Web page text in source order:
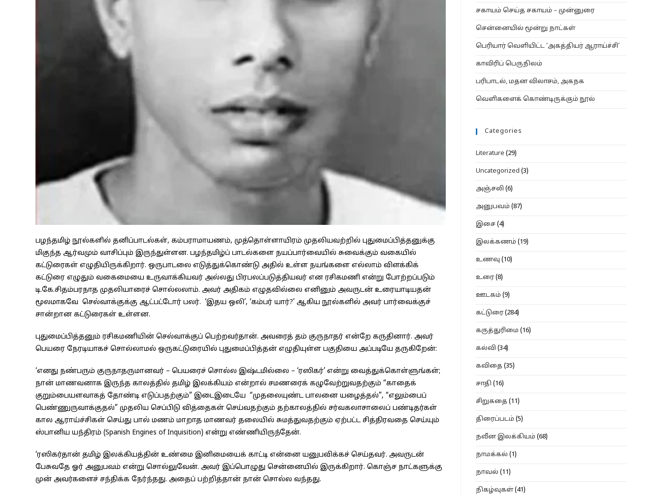
பழந்தமிழ் நூல்களில் தனிப்பாடல்கள், கம்பராமாயணம், முத்தொள்ளாயிரம் முதலியவற்றில் புதுமைப்பித்தனுக்கு
மிகுந்த ஆர்வமும் வாசிப்பும் இருந்துள்ளன. பழந்தமிழ்ப் பாடல்களை நயப்பார்வையில் சுவைக்கும் வகையில்
கட்டுரைகள் எழுதியிருக்கிறார். ஒருபாடலை எடுத்துக்கொண்டு அதில் உள்ள நயங்களை எல்லாம் விளக்கிக்
கட்டுரை எழுதும் வகைமையை உருவாக்கியவர் அல்லது பிரபலப்படுத்தியவர் என ரசிகமணி என்று போற்றப்படும்
டி.கே.சிதம்பரநாத முதலியாரைச் சொல்லலாம். அவர் அதிகம் எழுதவில்லை எனினும் அவருடன் உரையாடியதன்
மூலமாகவே செல்வாக்குக்கு ஆட்பட்டோர் பலர். ‘இதய ஒலி’, ‘கம்பர் யார்?’ ஆகிய நூல்களில் அவர் பார்வைக்குச்
சான்றான கட்டுரைகள் உள்ளன.
புதுமைப்பித்தனும் ரசிகமணியின் செல்வாக்குப் பெற்றவர்தான். அவரைத் தம் குருநாதர் என்றே கருதினார். அவர்
பெயரை நேரடியாகச் சொல்லாமல் ஒருகட்டுரையில் புதுமைப்பித்தன் எழுதியுள்ள பகுதியை அப்படியே தருகிறேன்:
‘எனது நண்பரும் குருநாதருமானவர் – பெயரைச் சொல்ல இஷ்டமில்லை – ‘ரஸிகர்’ என்று வைத்துக்கொள்ளுங்கள்;
நான் மாணவனாக இருந்த காலத்தில் தமிழ் இலக்கியம் என்றால் சமணரைக் கழுவேற்றுவதற்கும் “காதைக்
குறும்பையளவாகத் தோண்டி எடுப்பதற்கும்” இடைஇடையே “முதலையுண்ட பாலனை யழைத்தல்”, “எலும்பைப்
பெண்ணுருவாக்குதல்” முதலிய செப்பிடு வித்தைகள் செய்வதற்கும் தற்காலத்தில் சர்வகலாசாலைப் பண்டிதர்கள்
கால ஆராய்ச்சிகள் செய்து பால் மணம் மாறாத மாணவர் தலையில் சுமத்துவதற்கும் ஏற்பட்ட சித்திரவதை செய்யும்
ஸ்பானிய யந்திரம் (Spanish Engines of Inquisition) என்று எண்ணியிருந்தேன்.
‘ரஸிகர்தான் தமிழ் இலக்கியத்தின் உண்மை இனிமையைக் காட்டி என்னை யனுபவிக்கச் செய்தவர். அவருடன்
பேசுவதே ஓர் அனுபவம் என்று சொல்லுவேன். அவர் இப்பொழுது சென்னையில் இருக்கிறார். கொஞ்ச நாட்களுக்கு
முன் அவர்களைச் சந்திக்க நேர்ந்தது. அதைப் பற்றித்தான் நான் சொல்ல வந்தது.
சகாயம் செய்த சகாயம் – முன்னுரை
சென்னையில் மூன்று நாட்கள்
பெரியார் வெளியிட்ட ‘அகத்தியர் ஆராய்ச்சி’
காவிரிப் பெருநிலம்
பரிபாடல், மதன விலாசம், அகநக
வெளிகளைக் கொண்டிருக்கும் நூல்
Categories
Literature (29)
Uncategorized (3)
அஞ்சலி (6)
அனுபவம் (87)
இசை(4)
இலக்கணம் (19)
உணவு (10)
உரை(8)
ஊடகம் (9)
கட்டுரை(284)
கருத்துரிமை (16)
கல்வி (34)
கவிதை (35)
சாதி (16)
சிறுகதை (11)
திரைப்படம் (5)
நவீன இலக்கியம் (68)
நாமக்கல் (1)
நாவல் (11)
நிகழ்வுகள்(41)